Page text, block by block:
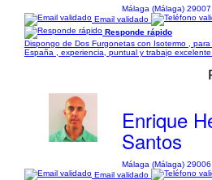
Málaga (Málaga) 29007
Email validado
Responde rápido
Dispongo de Dos Furgonetas con Isotermo ,
España , experiencia, puntual y trabajo
Enrique
Santos
Málaga (Málaga) 29006
Email validado